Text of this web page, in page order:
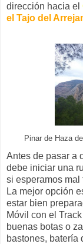
dirección hacia el
el Tajo del
Pinar de Haza
Antes de pasar a
debe iniciar una
si esperamos mal
La mejor opción
estar bien
Móvil con el
buenas botas o
bastones, batería